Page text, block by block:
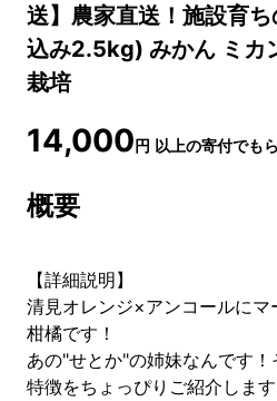
送】農家直送！施設育
込み2.5kg) みかん ミカ
栽培
14,000円 以上の寄付でも
概要
【詳細説明】
清見オレンジ×アンコールにマ
柑橘です！
あの"せとか"の姉妹なんです
特徴をちょっぴりご紹介します